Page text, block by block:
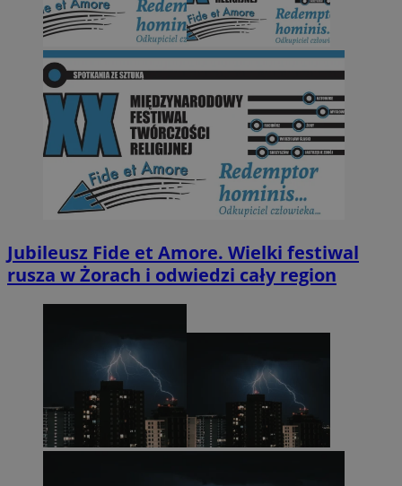
Jubileusz Fide et Amore. Wielki festiwal
rusza w Żorach i odwiedzi cały region